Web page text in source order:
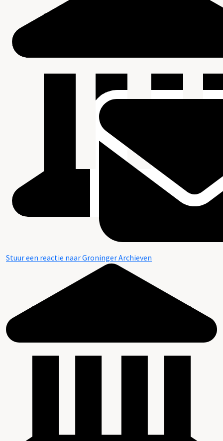
Stuur een reactie naar Groninger Archieven